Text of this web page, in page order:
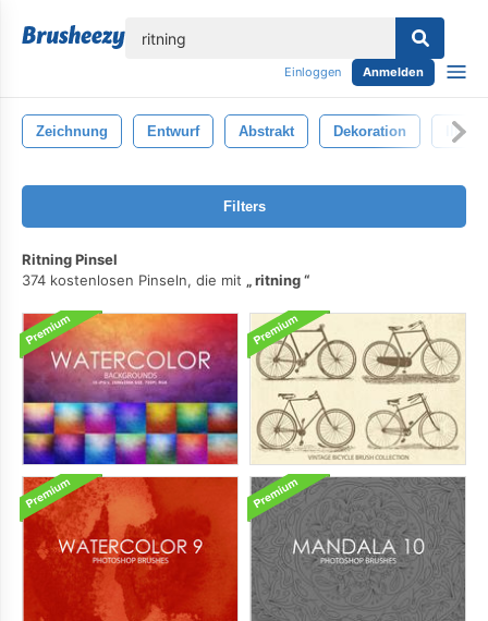
Einloggen Anmelden
Zeichnung Entwurf Abstrakt Dekoration
Filters
Ritning Pinsel
374 kostenlosen Pinseln, die mit
ritning